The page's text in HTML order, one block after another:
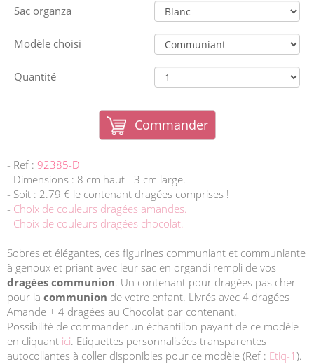
Sac organza
Modèle choisi
Quantité
Commander
- Ref : 92385-D
- Dimensions : 8 cm haut - 3 cm large.
- Soit : 2.79 € le contenant dragées comprises !
- Choix de couleurs dragées amandes.
- Choix de couleurs dragées chocolat.
Sobres et élégantes, ces figurines communiant et communiante
à genoux et priant avec leur sac en organdi rempli de vos
dragées communion. Un contenant pour dragées pas cher
pour la communion de votre enfant. Livrés avec 4 dragées
Amande + 4 dragées au Chocolat par contenant.
Possibilité de commander un échantillon payant de ce modèle
en cliquant ici. Etiquettes personnalisées transparentes
autocollantes à coller disponibles pour ce modèle (Ref : Etiq-1 ).